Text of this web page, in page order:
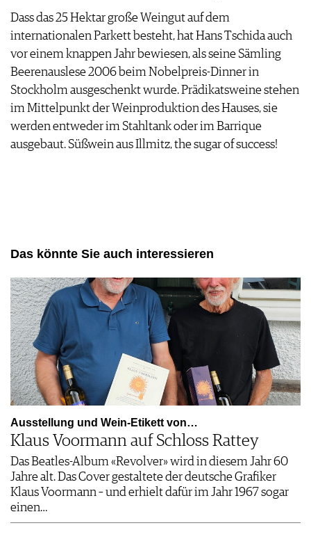
Dass das 25 Hektar große Weingut auf dem
internationalen Parkett besteht, hat Hans Tschida auch
vor einem knappen Jahr bewiesen, als seine Sämling
Beerenauslese 2006 beim Nobelpreis-Dinner in
Stockholm ausgeschenkt wurde. Prädikatsweine stehen
im Mittelpunkt der Weinproduktion des Hauses, sie
werden entweder im Stahltank oder im Barrique
ausgebaut. Süßwein aus Illmitz, the sugar of success!
Das könnte Sie auch interessieren
Ausstellung und Wein-Etikett von…
Klaus Voormann auf Schloss Rattey
Das Beatles-Album «Revolver» wird in diesem Jahr 60
Jahre alt. Das Cover gestaltete der deutsche Grafiker
Klaus Voormann – und erhielt dafür im Jahr 1967 sogar
einen…